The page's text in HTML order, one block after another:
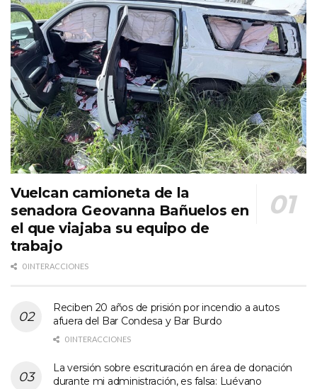
Vuelcan camioneta de la
senadora Geovanna Bañuelos en
el que viajaba su equipo de
trabajo
0 INTERACCIONES
Reciben 20 años de prisión por incendio a autos
afuera del Bar Condesa y Bar Burdo
0 INTERACCIONES
La versión sobre escrituración en área de donación
durante mi administración, es falsa: Luévano